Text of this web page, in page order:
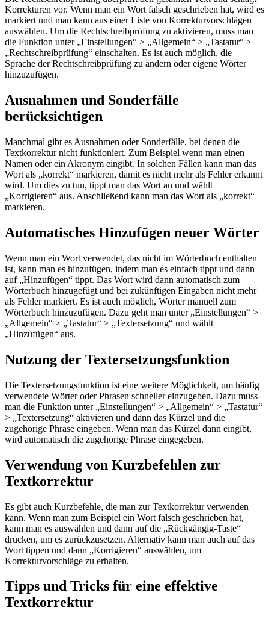
Korrekturen vor. Wenn man ein Wort falsch geschrieben hat, wird es
markiert und man kann aus einer Liste von Korrekturvorschlägen
auswählen. Um die Rechtschreibprüfung zu aktivieren, muss man
die Funktion unter „Einstellungen“ > „Allgemein“ > „Tastatur“ >
„Rechtschreibprüfung“ einschalten. Es ist auch möglich, die
Sprache der Rechtschreibprüfung zu ändern oder eigene Wörter
hinzuzufügen.
Ausnahmen und Sonderfälle
berücksichtigen
Manchmal gibt es Ausnahmen oder Sonderfälle, bei denen die
Textkorrektur nicht funktioniert. Zum Beispiel wenn man einen
Namen oder ein Akronym eingibt. In solchen Fällen kann man das
Wort als „korrekt“ markieren, damit es nicht mehr als Fehler erkannt
wird. Um dies zu tun, tippt man das Wort an und wählt
„Korrigieren“ aus. Anschließend kann man das Wort als „korrekt“
markieren.
Automatisches Hinzufügen neuer Wörter
Wenn man ein Wort verwendet, das nicht im Wörterbuch enthalten
ist, kann man es hinzufügen, indem man es einfach tippt und dann
auf „Hinzufügen“ tippt. Das Wort wird dann automatisch zum
Wörterbuch hinzugefügt und bei zukünftigen Eingaben nicht mehr
als Fehler markiert. Es ist auch möglich, Wörter manuell zum
Wörterbuch hinzuzufügen. Dazu geht man unter „Einstellungen“ >
„Allgemein“ > „Tastatur“ > „Textersetzung“ und wählt
„Hinzufügen“ aus.
Nutzung der Textersetzungsfunktion
Die Textersetzungsfunktion ist eine weitere Möglichkeit, um häufig
verwendete Wörter oder Phrasen schneller einzugeben. Dazu muss
man die Funktion unter „Einstellungen“ > „Allgemein“ > „Tastatur“
> „Textersetzung“ aktivieren und dann das Kürzel und die
zugehörige Phrase eingeben. Wenn man das Kürzel dann eingibt,
wird automatisch die zugehörige Phrase eingegeben.
Verwendung von Kurzbefehlen zur
Textkorrektur
Es gibt auch Kurzbefehle, die man zur Textkorrektur verwenden
kann. Wenn man zum Beispiel ein Wort falsch geschrieben hat,
kann man es auswählen und dann auf die „Rückgängig-Taste“
drücken, um es zurückzusetzen. Alternativ kann man auch auf das
Wort tippen und dann „Korrigieren“ auswählen, um
Korrekturvorschläge zu erhalten.
Tipps und Tricks für eine effektive
Textkorrektur